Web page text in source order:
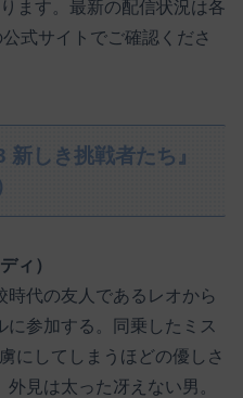
ます。最新の配信状況は各
式サイトでご確認くださ
しき挑戦者たち』
ィ）
代の友人であるレオから
に参加する。同乗したミス
にしてしまうほどの優しさ
見は太った冴えない男。